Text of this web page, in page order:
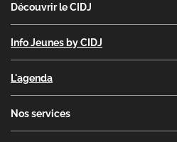
Découvrir le CIDJ
Info Jeunes by CIDJ
L'agenda
Nos services